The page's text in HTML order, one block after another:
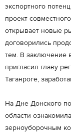
экспортного
проект
открывает новые
договорились
тем. В заключение
пригласил главу
Таганроге,
На Дне Донского
области
зерноуборочным